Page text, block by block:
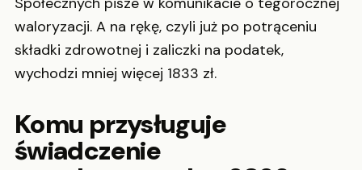
waloryzacji. A na rękę, czyli już po potrąceniu
składki zdrowotnej i zaliczki na podatek,
wychodzi mniej więcej 1833 zł.
Komu przysługuje
świadczenie